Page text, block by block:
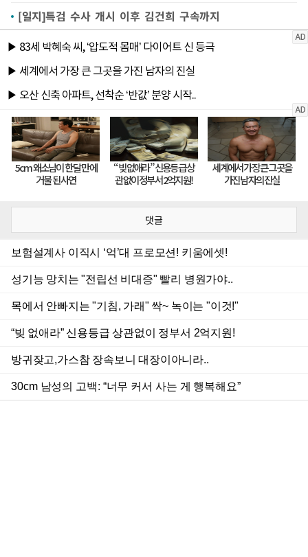
[일지]특검 수사 개시 이후 김건희 구속까지
댓글